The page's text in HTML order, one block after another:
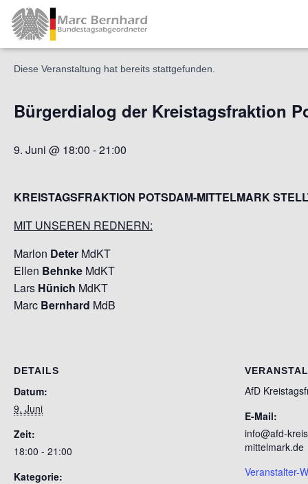
« Alle Veranstaltungen
Diese Veranstaltung hat bereits stattgefunden.
Bürgerdialog der Kreistagsfraktion
9. Juni @ 18:00 -21:00
KREISTAGSFRAKTION POTSDAM-MITTELMARK
MIT UNSEREN REDNERN:
Marlon Deter MdKT
Ellen Behnke MdKT
Lars Hünich MdKT
Marc Bernhard MdB
DETAILS
Datum:
9. Juni
Zeit:
18:00 - 21:00
Kategorie:
AfD
E-Mail:
info@afd-
mittelmark.de
Veranstalter-